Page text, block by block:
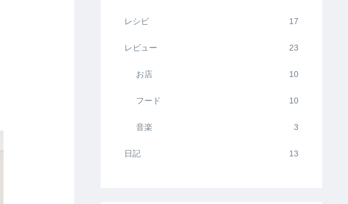
レシピ 17
レビュー 23
お店 10
フード 10
音楽 3
日記 13